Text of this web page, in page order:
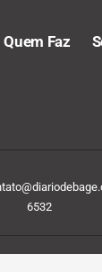
Quem Faz
6532